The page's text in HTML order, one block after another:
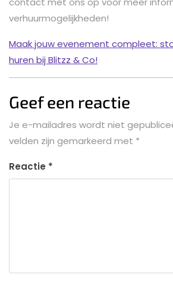
verhuurmogelijkheden!
Maak jouw evenement compleet:
huren bij Blitzz & Co!
Geef een reactie
Je e-mailadres wordt niet
velden zijn gemarkeerd met *
Reactie *